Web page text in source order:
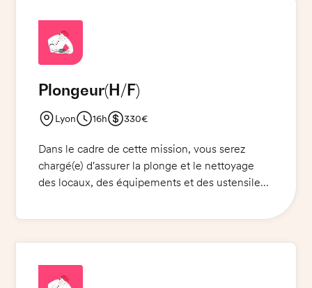
assurerez la sécurité des aliments.
Plongeur(H/F)
Lyon 16h 330€
Dans le cadre de cette mission, vous serez
chargé(e) d'assurer la plonge et le nettoyage
des locaux, des équipements et des ustensiles.
et à garder un niveau d'hygiène optimal. Vous
le plus grand respect des règles d'hygiène
alimentaire et des normes HACCP. Vous serez